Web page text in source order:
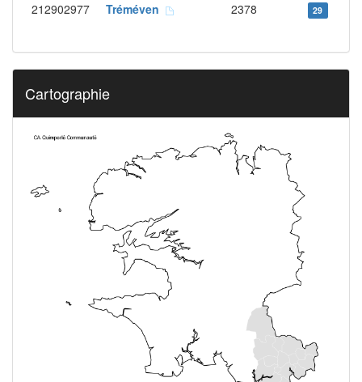
212902977 Tréméven 2378 29
Cartographie